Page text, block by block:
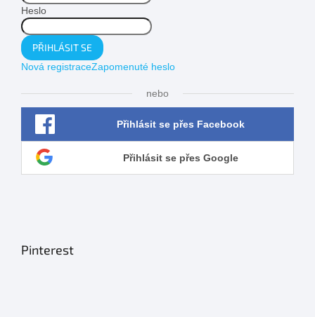
Heslo
PŘIHLÁSIT SE
Nová registraceZapomenuté heslo
nebo
Přihlásit se přes Facebook
Přihlásit se přes Google
Pinterest